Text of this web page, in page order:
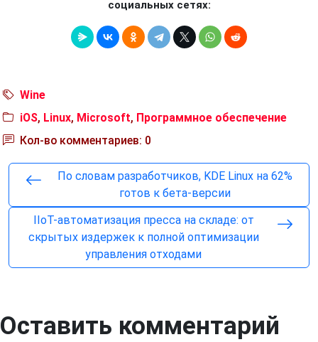
социальных сетях:
Wine
iOS, Linux, Microsoft, Программное обеспечение
Кол-во комментариев: 0
По словам разработчиков, KDE Linux на 62%
готов к бета-версии
IIoT-автоматизация пресса на складе: от
скрытых издержек к полной оптимизации
управления отходами
Оставить комментарий